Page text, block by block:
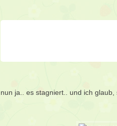
nun ja.. es stagniert.. und ich